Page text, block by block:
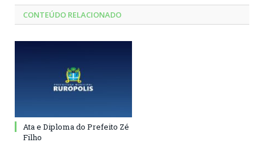
CONTEÚDO RELACIONADO
Ata e Diploma do Prefeito Zé
Filho